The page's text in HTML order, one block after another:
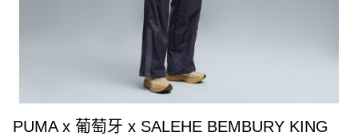
PUMA x 葡萄牙 x SALEHE BEMBURY KING